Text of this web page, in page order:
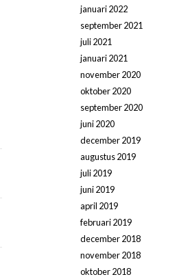
januari 2022
september 2021
juli 2021
januari 2021
november 2020
oktober 2020
september 2020
juni 2020
december 2019
augustus 2019
juli 2019
juni 2019
april 2019
februari 2019
december 2018
november 2018
oktober 2018